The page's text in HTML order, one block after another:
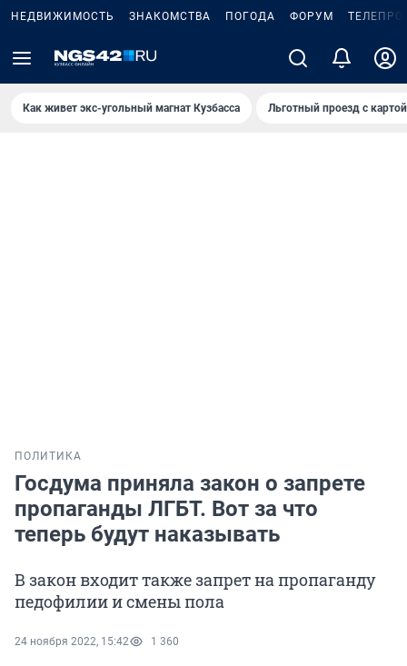
НЕДВИЖИМОСТЬ ЗНАКОМСТВА ПОГОДА ФОРУМ
Как живет экс-угольный магнат Кузбасса Льготный проезд с
ПОЛИТИКА
Госдума приняла закон о запрете
пропаганды ЛГБТ. Вот за что
теперь будут наказывать
В закон входит также запрет на пропаганду
педофилии и смены пола
24 ноября 2022, 15:42 1 360